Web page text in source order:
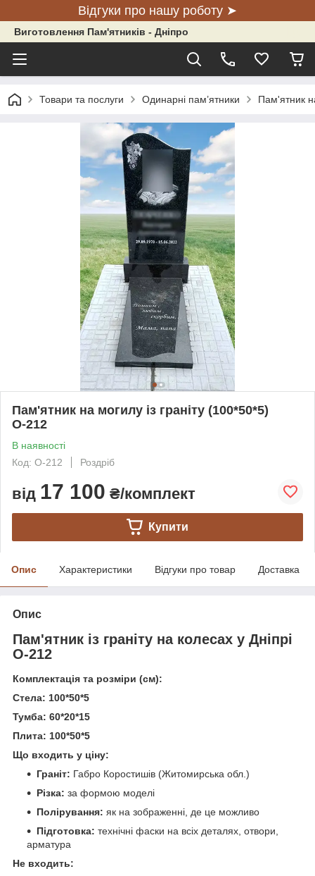
Відгуки про нашу роботу ➤
Виготовлення Пам'ятників - Дніпро
Товари та послуги Одинарні пам’ятники Пам'ятник
Пам'ятник на могилу із граніту (100*50*5)
О-212
В наявності
Код: О-212
Роздріб
від 17 100 ₴/комплект
Купити
Опис Характеристики Відгуки про товар Доставка
Опис
Пам'ятник із граніту на колесах у Дніпрі
О-212
Комплектація та розміри (см):
Стела: 100*50*5
Тумба: 60*20*15
Плита: 100*50*5
Що входить у ціну:
Граніт: Габро Коростишів (Житомирська обл.)
Різка: за формою моделі
Полірування: як на зображенні, де це можливо
Підготовка: технічні фаски на всіх деталях, отвори,
арматура
Не входить: